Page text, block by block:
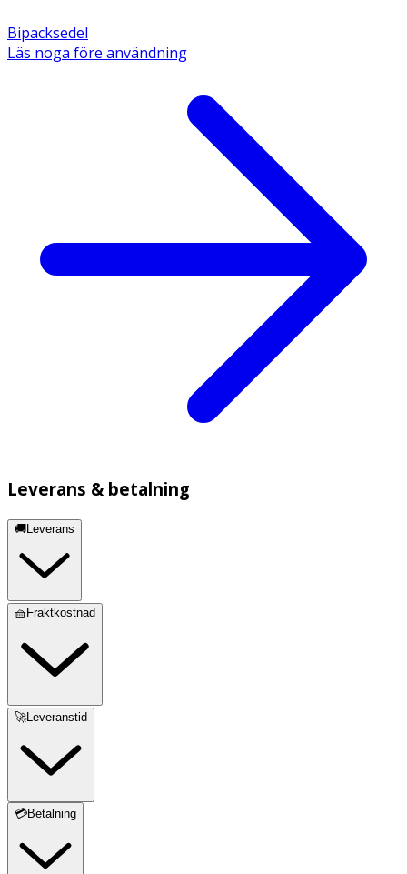
Bipacksedel
Läs noga före användning
Leverans & betalning
🚚Leverans
🧺Fraktkostnad
🚀Leveranstid
💳Betalning